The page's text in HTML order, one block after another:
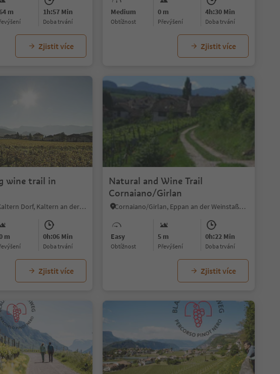
m
Převýšení
1h:57 Min
doba trvání
Zjistit více
Medium
Obtížnost
0 m
Převýšení
4h:30 Min
doba trvání
Zjistit více
wine trail in
Caldaro Paese/Kaltern Dorf, Kaltern an der Weinstraße/Caldaro sulla Strada del Vino, Alto Adige Wine Road
m
Převýšení
0h:06 Min
doba trvání
Zjistit více
Natural and Wine Trail
Cornaiano/Girlan
Cornaiano/Girlan, Eppan an der Weinstaße/Appiano sulla Strada del Vino, Alto Adige Wine Road
Easy
Obtížnost
5 m
Převýšení
0h:22 Min
doba trvání
Zjistit více